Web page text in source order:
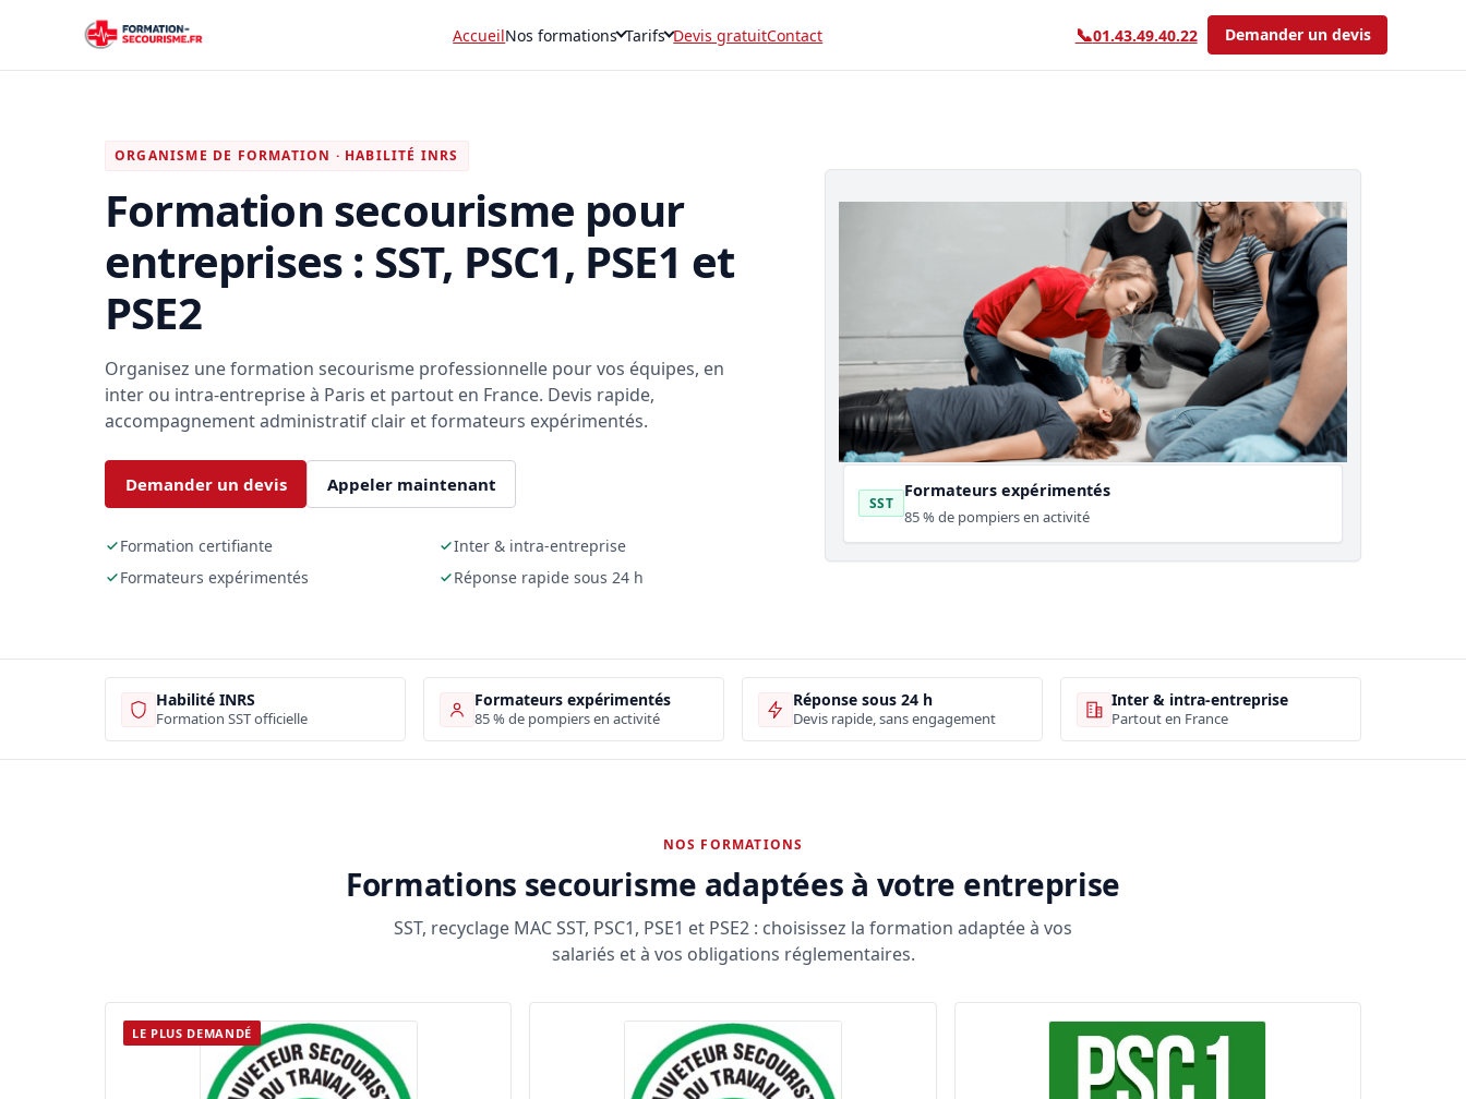
AccueilNos formations Tarifs Devis gratuitContact 📞01.43.49.40.22 Demander un devis
ORGANISME DE FORMATION · HABILITÉ INRS
Formation secourisme pour
entreprises : SST, PSC1, PSE1 et
PSE2
Organisez une formation secourisme professionnelle pour vos équipes, en
inter ou intra-entreprise à Paris et partout en France. Devis rapide,
accompagnement administratif clair et formateurs expérimentés.
Demander un devis Appeler maintenant
Formation certifiante
Inter & intra-entreprise
Formateurs expérimentés
Réponse rapide sous 24 h
SST
Formateurs expérimentés
85 % de pompiers en activité
Habilité INRS
Formation SST officielle
Formateurs expérimentés
85 % de pompiers en activité
Réponse sous 24 h
Devis rapide, sans engagement
Inter & intra-entreprise
Partout en France
NOS FORMATIONS
Formations secourisme adaptées à votre entreprise
SST, recyclage MAC SST, PSC1, PSE1 et PSE2 : choisissez la formation adaptée à vos
salariés et à vos obligations réglementaires.
LE PLUS DEMANDÉ